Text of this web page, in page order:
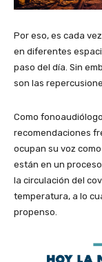
Por eso, es cada
en diferentes
paso del día. Sin
son las
Como
recomendaciones
ocupan su voz
están en un
la circulación del
temperatura, a lo
propenso.